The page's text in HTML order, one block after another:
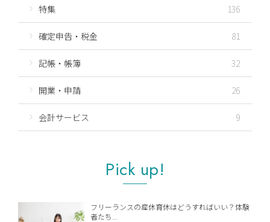
特集 136
確定申告・税金 81
記帳・帳簿 32
開業・申請 26
会計サービス 9
Pick up!
フリーランスの産休育休はどうすればいい？体験
者たち...